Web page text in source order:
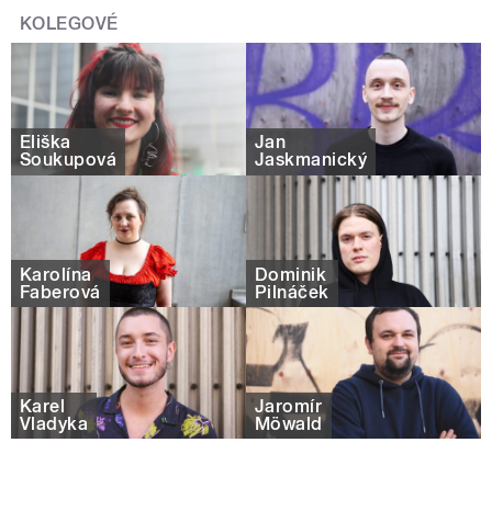
KOLEGOVÉ
Eliška
Soukupová
Jan
Jaskmanický
Karolína
Faberová
Dominik
Pilnáček
Karel
Vladyka
Jaromír
Möwald